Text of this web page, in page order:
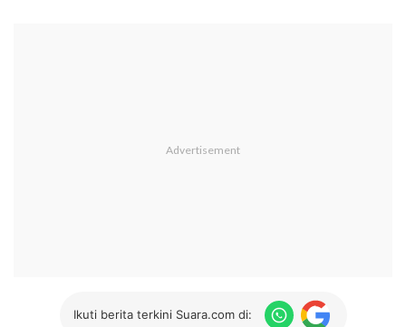
Ikuti berita terkini Suara.com di: